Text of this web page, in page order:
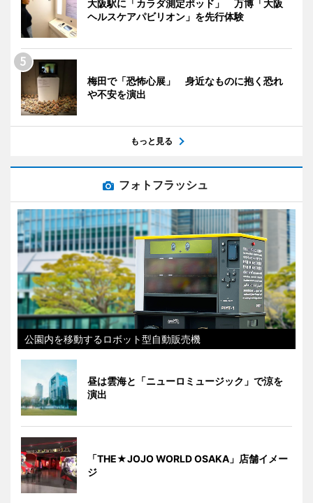
大阪駅に「カラダ測定ポッド」 万博「大阪
ヘルスケアパビリオン」を先行体験
梅田で「恐怖心展」 身近なものに抱く恐れ
や不安を演出
もっと見る
フォトフラッシュ
公園内を移動するロボット型自動販売機
昼は雲海と「ニューロミュージック」で涼を
演出
「THE★JOJO WORLD OSAKA」店舗イメー
ジ